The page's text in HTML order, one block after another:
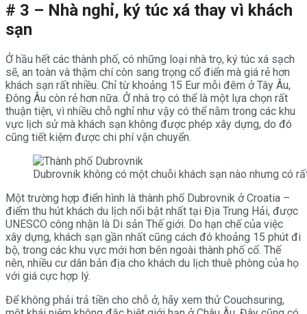
# 3 – Nhà nghỉ, ký túc xá thay vì khách
sạn
Ở hầu hết các thành phố, có những loại nhà trọ, ký túc xá sạch
sẽ, an toàn và thậm chí còn sang trọng cổ điển mà giá rẻ hơn
khách sạn rất nhiều. Chỉ từ khoảng 15 Eur mỗi đêm ở Tây Âu,
Đông Âu còn rẻ hơn nữa. Ở nhà trọ có thể là một lựa chọn rất
thuận tiện, vì nhiều chỗ nghỉ như vậy có thể nằm trong các khu
vực lịch sử mà khách sạn không được phép xây dựng, do đó
cũng tiết kiệm được chi phí vận chuyển.
Dubrovnik không có một chuỗi khách sạn nào nhưng có
Một trường hợp điển hình là thành phố Dubrovnik ở Croatia –
điểm thu hút khách du lịch nổi bật nhất tại Địa Trung Hải, được
UNESCO công nhận là Di sản Thế giới. Do hạn chế của việc
xây dựng, khách sạn gần nhất cũng cách đó khoảng 15 phút đi
bộ, trong các khu vực mới hơn bên ngoài thành phố cổ. Thế
nên, nhiều cư dân bản địa cho khách du lịch thuê phòng của họ
với giá cực hợp lý.
Để không phải trả tiền cho chỗ ở, hãy xem thử Couchsuring,